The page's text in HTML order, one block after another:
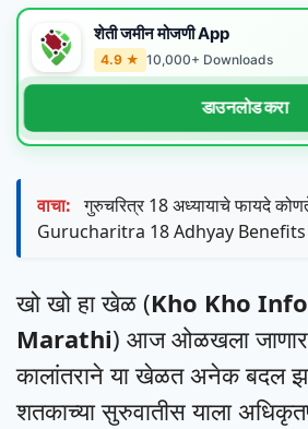
शेती जमीन मोजणी App
4.9 ★ 10,000+ Downloads
डाउनलोड करा
वाचा: गुरुचरित्र 18 अध्यायाचे फायदे
Gurucharitra 18 Adhyay
खो खो हा खेळ (Kho Kho
Marathi) आज ओळखला
कालांतराने या खेळत अनेक बदल
शतकाच्या सुरुवातीस याला